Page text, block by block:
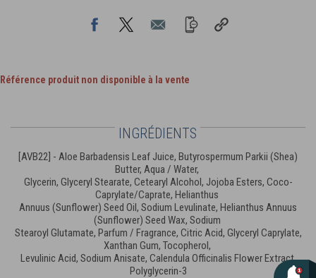
Référence produit non disponible à la vente
INGRÉDIENTS
[AVB22] - Aloe Barbadensis Leaf Juice, Butyrospermum Parkii (Shea)
Butter, Aqua / Water,
Glycerin, Glyceryl Stearate, Cetearyl Alcohol, Jojoba Esters, Coco-
Caprylate/Caprate, Helianthus
Annuus (Sunflower) Seed Oil, Sodium Levulinate, Helianthus Annuus
(Sunflower) Seed Wax, Sodium
Stearoyl Glutamate, Parfum / Fragrance, Citric Acid, Glyceryl Caprylate,
Xanthan Gum, Tocopherol,
Levulinic Acid, Sodium Anisate, Calendula Officinalis Flower Extract,
Polyglycerin-3